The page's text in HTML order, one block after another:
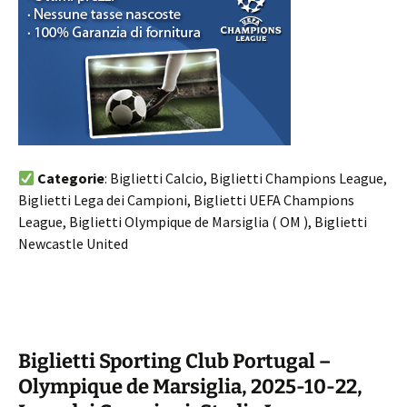
Categorie: Biglietti Calcio, Biglietti Champions League,
Biglietti Lega dei Campioni, Biglietti UEFA Champions
League, Biglietti Olympique de Marsiglia ( OM ), Biglietti
Newcastle United
Biglietti Sporting Club Portugal –
Olympique de Marsiglia, 2025-10-22,